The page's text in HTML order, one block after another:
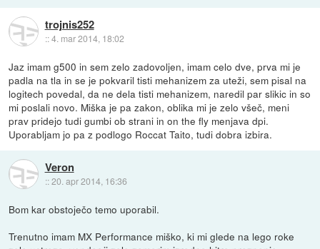
trojnis252
::4. mar 2014, 18:02
Jaz imam g500 in sem zelo zadovoljen, imam celo dve, prva mi je
padla na tla in se je pokvaril tisti mehanizem za uteži, sem pisal na
logitech povedal, da ne dela tisti mehanizem, naredil par slikic in so
mi poslali novo. Miška je pa zakon, oblika mi je zelo všeč, meni
prav pridejo tudi gumbi ob strani in on the fly menjava dpi.
Uporabljam jo pa z podlogo Roccat Taito, tudi dobra izbira.
Veron
::20. apr 2014, 16:36
Bom kar obstoječo temo uporabil.
Trenutno imam MX Performance miško, ki mi glede na lego roke